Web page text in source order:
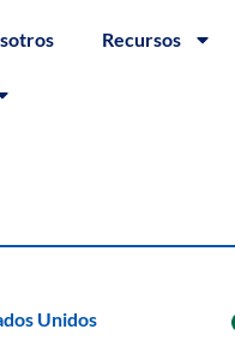
Recursos
Unidos